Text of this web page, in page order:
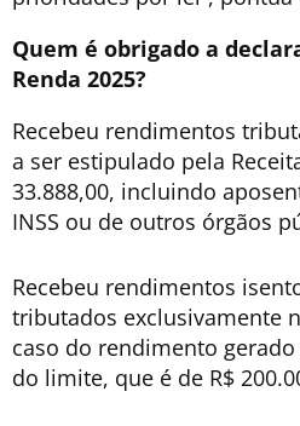
Quem é obrigado a
Renda 2025?
Recebeu rendimentos
a ser estipulado pela
33.888,00, incluindo
INSS ou de outros órgãos
Recebeu rendimentos
tributados exclusivamente
caso do rendimento
do limite, que é de R$